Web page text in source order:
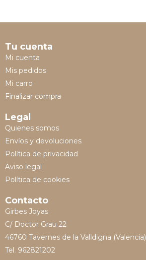
Tu cuenta
Mi cuenta
Mis pedidos
Mi carro
Finalizar compra
Legal
Quienes somos
Envíos y devoluciones
Política de privacidad
Aviso legal
Política de cookies
Contacto
Girbes Joyas
C/ Doctor Grau 22
46760 Tavernes de la Valldigna (Valencia)
Tel. 962821202